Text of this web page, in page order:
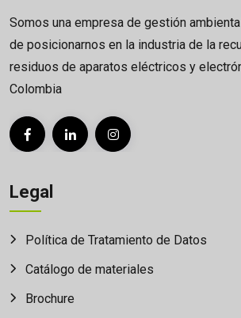
Somos una empresa de gestión
de posicionarnos en la industria de la
residuos de aparatos eléctricos y
Colombia
Legal
Política de Tratamiento de Datos
Catálogo de materiales
Brochure